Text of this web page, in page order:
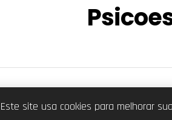
Beatriz. Todos os direitos reservados.
Este site usa cookies para melhorar